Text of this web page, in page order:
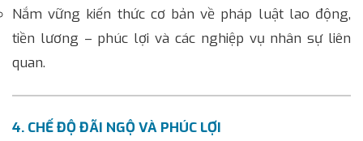
Nắm vững kiến thức cơ bản về pháp luật lao động,
tiền lương – phúc lợi và các nghiệp vụ nhân sự liên
quan.
4. CHẾ ĐỘ ĐÃI NGỘ VÀ PHÚC LỢI